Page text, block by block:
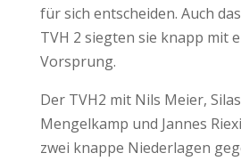
für sich entscheiden. Auch
TVH 2 siegten sie knapp mit
Vorsprung.
Der TVH2 mit Nils Meier,
Mengelkamp und Jannes
zwei knappe Niederlagen